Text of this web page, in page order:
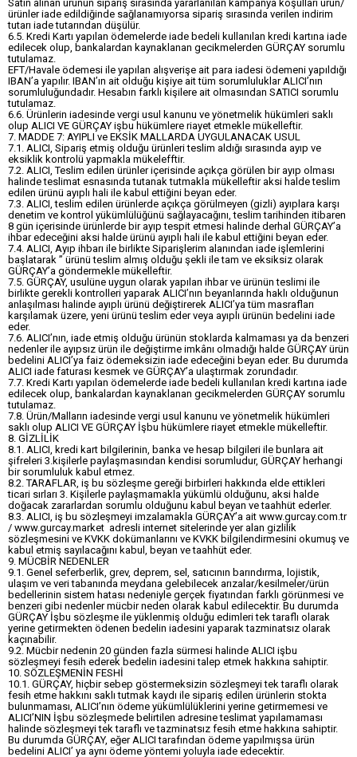
Satın alınan ürünün sipariş sırasında yararlanılan kampanya koşulları ürün/
ürünler iade edildiğinde sağlanamıyorsa sipariş sırasında verilen indirim
tutarı iade tutarından düşülür.
6.5. Kredi Kartı yapılan ödemelerde iade bedeli kullanılan kredi kartına iade
edilecek olup, bankalardan kaynaklanan gecikmelerden GÜRÇAY sorumlu
tutulamaz.
EFT/Havale ödemesi ile yapılan alışverişe ait para iadesi ödemeni yapıldığı
IBAN’a yapılır. IBAN’ın ait olduğu kişiye ait tüm sorumluluklar ALICI’nın
sorumluluğundadır. Hesabın farklı kişilere ait olmasından SATICI sorumlu
tutulamaz.
6.6. Ürünlerin iadesinde vergi usul kanunu ve yönetmelik hükümleri saklı
olup ALICI VE GÜRÇAY işbu hükümlere riayet etmekle mükelleftir.
7. MADDE 7: AYIPLI ve EKSİK MALLARDA UYGULANACAK USUL
7.1. ALICI, Sipariş etmiş olduğu ürünleri teslim aldığı sırasında ayıp ve
eksiklik kontrolü yapmakla mükelefftir.
7.2. ALICI, Teslim edilen ürünler içerisinde açıkça görülen bir ayıp olması
halinde teslimat esnasında tutanak tutmakla mükelleftir aksi halde teslim
edilen ürünü ayıplı hali ile kabul ettiğini beyan eder.
7.3. ALICI, teslim edilen ürünlerde açıkça görülmeyen (gizli) ayıplara karşı
denetim ve kontrol yükümlülüğünü sağlayacağını, teslim tarihinden itibaren
8 gün içerisinde ürünlerde bir ayıp tespit etmesi halinde derhal GÜRÇAY’a
ihbar edeceğini aksi halde ürünü ayıplı hali ile kabul ettiğini beyan eder.
7.4. ALICI, Ayıp ihbarı ile birlikte Siparişlerim alanından iade işlemlerini
başlatarak ” ürünü teslim almış olduğu şekli ile tam ve eksiksiz olarak
GÜRÇAY’a göndermekle mükelleftir.
7.5. GÜRÇAY, usulüne uygun olarak yapılan ihbar ve ürünün teslimi ile
birlikte gerekli kontrolleri yaparak ALICI’nın beyanlarında haklı olduğunun
anlaşılması halinde ayıplı ürünü değiştirerek ALICI’ya tüm masrafları
karşılamak üzere, yeni ürünü teslim eder veya ayıplı ürünün bedelini iade
eder.
7.6. ALICI’nın, iade etmiş olduğu ürünün stoklarda kalmaması ya da benzeri
nedenler ile ayıpsız ürün ile değiştirme imkânı olmadığı halde GÜRÇAY ürün
bedelini ALICI’ya faiz ödemeksizin iade edeceğini beyan eder. Bu durumda
ALICI iade faturası kesmek ve GÜRÇAY’a ulaştırmak zorundadır.
7.7. Kredi Kartı yapılan ödemelerde iade bedeli kullanılan kredi kartına iade
edilecek olup, bankalardan kaynaklanan gecikmelerden GÜRÇAY sorumlu
tutulamaz.
7.8. Ürün/Malların iadesinde vergi usul kanunu ve yönetmelik hükümleri
saklı olup ALICI VE GÜRÇAY İşbu hükümlere riayet etmekle mükelleftir.
8. GİZLİLİK
8.1. ALICI, kredi kart bilgilerinin, banka ve hesap bilgileri ile bunlara ait
şifreleri 3.kişilerle paylaşmasından kendisi sorumludur, GÜRÇAY herhangi
bir sorumluluk kabul etmez.
8.2. TARAFLAR, iş bu sözleşme gereği birbirleri hakkında elde ettikleri
ticari sırları 3. Kişilerle paylaşmamakla yükümlü olduğunu, aksi halde
doğacak zararlardan sorumlu olduğunu kabul beyan ve taahhüt ederler.
8.3. ALICI, iş bu sözleşmeyi imzalamakla GÜRÇAY’a ait www.gurcay.com.tr
/ www.gurcay.market adresli internet sitelerinde yer alan gizlilik
sözleşmesini ve KVKK dokümanlarını ve KVKK bilgilendirmesini okumuş ve
kabul etmiş sayılacağını kabul, beyan ve taahhüt eder.
9. MÜCBİR NEDENLER
9.1. Genel seferberlik, grev, deprem, sel, satıcının barındırma, lojistik,
ulaşım ve veri tabanında meydana gelebilecek arızalar/kesilmeler/ürün
bedellerinin sistem hatası nedeniyle gerçek fiyatından farklı görünmesi ve
benzeri gibi nedenler mücbir neden olarak kabul edilecektir. Bu durumda
GÜRÇAY İşbu sözleşme ile yüklenmiş olduğu edimleri tek taraflı olarak
yerine getirmekten ödenen bedelin iadesini yaparak tazminatsız olarak
kaçınabilir.
9.2. Mücbir nedenin 20 günden fazla sürmesi halinde ALICI işbu
sözleşmeyi fesih ederek bedelin iadesini talep etmek hakkına sahiptir.
10. SÖZLEŞMENİN FESHİ
10.1. GÜRÇAY, hiçbir sebep göstermeksizin sözleşmeyi tek taraflı olarak
fesih etme hakkını saklı tutmak kaydı ile sipariş edilen ürünlerin stokta
bulunmaması, ALICI’nın ödeme yükümlülüklerini yerine getirmemesi ve
ALICI’NIN İşbu sözleşmede belirtilen adresine teslimat yapılamaması
halinde sözleşmeyi tek taraflı ve tazminatsız fesih etme hakkına sahiptir.
Bu durumda GÜRÇAY, eğer ALICI tarafından ödeme yapılmışsa ürün
bedelini ALICI’ ya aynı ödeme yöntemi yoluyla iade edecektir.